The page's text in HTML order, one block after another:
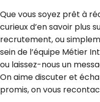
Que vous soyez prêt à
curieux d’en savoir plus
recrutement, ou
sein de l’équipe Métier
ou laissez-nous un
On aime discuter et
promis, on vous